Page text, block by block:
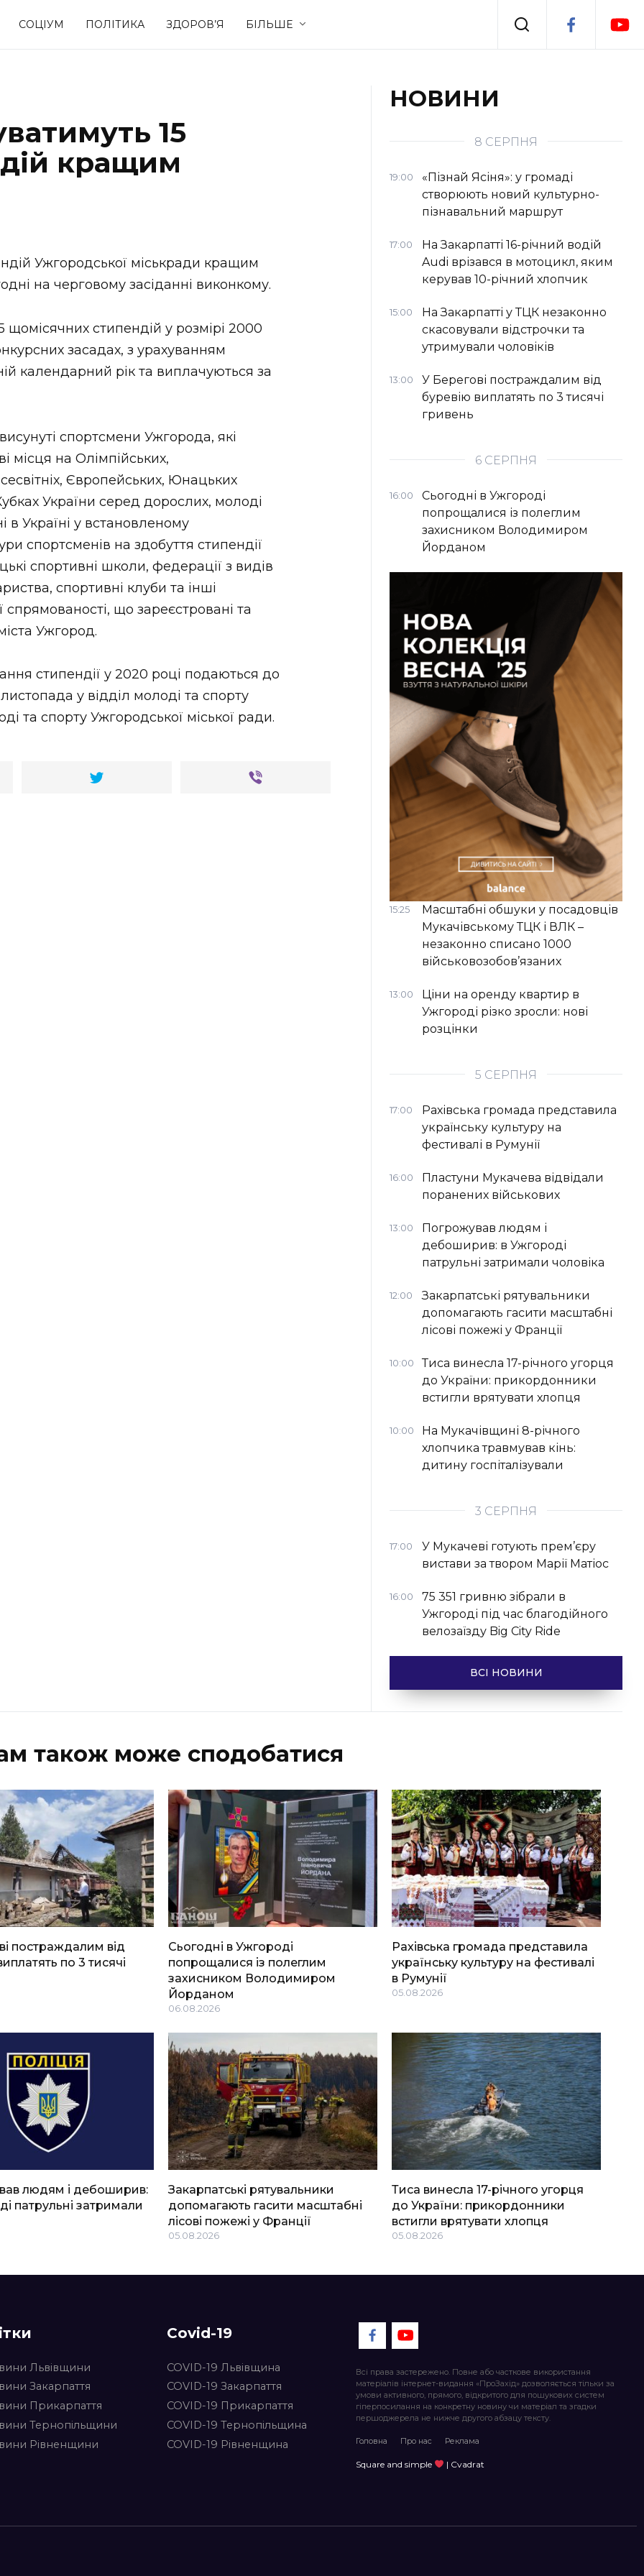
СОЦІУМ ПОЛІТИКА ЗДОРОВ’Я БІЛЬШЕ
Події
Спорт
15
кращим
Ужгородської міськради кращим
на черговому засіданні виконкому.
стипендій у розмірі 2000
засадах, з урахуванням
календарний рік та виплачуються за
спортсмени Ужгорода, які
місця на Олімпійських,
Європейських, Юнацьких
України серед дорослих, молоді
в Україні у встановленому
спортсменів на здобуття стипендії
спортивні школи, федерації з видів
спортивні клуби та інші
спрямованості, що зареєстровані та
Ужгород.
стипендії у 2020 році подаються до
у відділ молоді та спорту
та спорту Ужгородської міської ради.
НОВИНИ
8 СЕРПНЯ
19:00
«Пізнай Ясіня»: у громаді
створюють новий культурно-
пізнавальний маршрут
17:00
На Закарпатті 16-річний водій
Audi врізався в мотоцикл, яким
керував 10-річний хлопчик
15:00
На Закарпатті у ТЦК незаконно
скасовували відстрочки та
утримували чоловіків
13:00
У Берегові постраждалим від
буревію виплатять по 3 тисячі
гривень
6 СЕРПНЯ
16:00
Сьогодні в Ужгороді
попрощалися із полеглим
захисником Володимиром
Йорданом
15:25
Масштабні обшуки у посадовців
Мукачівському ТЦК і ВЛК –
незаконно списано 1000
військовозобов’язаних
13:00
Ціни на оренду квартир в
Ужгороді різко зросли: нові
розцінки
5 СЕРПНЯ
17:00
Рахівська громада представила
українську культуру на
фестивалі в Румунії
16:00
Пластуни Мукачева відвідали
поранених військових
13:00
Погрожував людям і
дебоширив: в Ужгороді
патрульні затримали чоловіка
12:00
Закарпатські рятувальники
допомагають гасити масштабні
лісові пожежі у Франції
10:00
Тиса винесла 17-річного угорця
до України: прикордонники
встигли врятувати хлопця
10:00
На Мукачівщині 8-річного
хлопчика травмував кінь:
дитину госпіталізували
3 СЕРПНЯ
17:00
У Мукачеві готують прем’єру
вистави за твором Марії Матіос
16:00
75 351 гривню зібрали в
Ужгороді під час благодійного
велозаїзду Big Сity Ride
ВСІ НОВИНИ
також може сподобатися
постраждалим від
по 3 тисячі
Сьогодні в Ужгороді
попрощалися із полеглим
захисником Володимиром
Йорданом
06.08.2026
Рахівська громада представила
українську культуру на фестивалі
в Румунії
05.08.2026
людям і дебоширив:
патрульні затримали
Закарпатські рятувальники
допомагають гасити масштабні
лісові пожежі у Франції
05.08.2026
Тиса винесла 17-річного угорця
до України: прикордонники
встигли врятувати хлопця
05.08.2026
Львівщини
Закарпаття
Прикарпаття
Тернопільщини
Рівненщини
Covid-19
COVID-19 Львівщина
COVID-19 Закарпаття
COVID-19 Прикарпаття
COVID-19 Тернопільщина
COVID-19 Рівненщина
Всі права застережено. Повне або часткове використання
матеріалів інтернет-видання «ПроЗахід» дозволяється тільки за
умови активного, прямого, відкритого для пошукових систем
гіперпосилання на конкретну новину чи матеріал та згадки
першоджерела не нижче другого абзацу тексту.
Головна Про нас Реклама
Square and simple | Cvadrat